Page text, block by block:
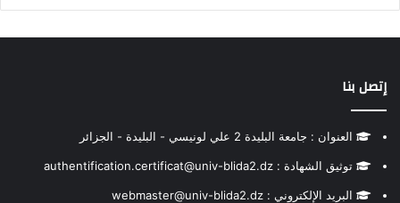
إتصل بنا
العنوان : جامعة البليدة 2 علي لونيسي - البليدة - الجزائر
توثيق الشهادة : authentification.certificat@univ-blida2.dz
البريد الإلكتروني : webmaster@univ-blida2.dz